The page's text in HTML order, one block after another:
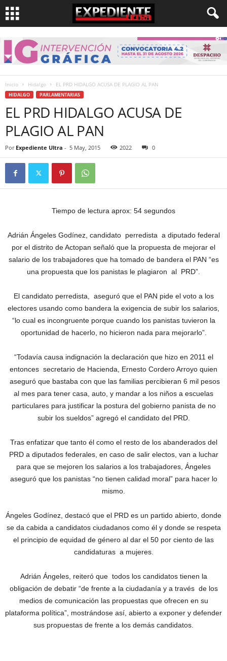
Inicio Hidalgo EL PRD HIDALGO ACUSA DE PLAGIO AL PAN
HIDALGO PARLAMENTARIAS
EL PRD HIDALGO ACUSA DE
PLAGIO AL PAN
Por Expediente Ultra - 5 May, 2015 2022 0
Tiempo de lectura aprox: 54 segundos
Adrián Ángeles Godínez, candidato perredista a diputado federal
por el distrito de Actopan señaló que la propuesta de mejorar el
salario de los trabajadores que ha tomado de bandera el PAN “es
una propuesta que los panistas le plagiaron al PRD”.
El candidato perredista, aseguró que el PAN pide el voto a los
electores usando como bandera la exigencia de subir los salarios,
“lo cual es incongruente porque cuando los panistas tuvieron la
oportunidad de hacerlo, no hicieron nada para mejorarlo”.
“Todavía causa indignación la declaración que hizo en 2011 el
entonces secretario de Hacienda, Ernesto Cordero Arroyo quien
aseguró que bastaba con que las familias percibieran 6 mil pesos
al mes para tener casa, auto, y mandar a los niños a escuelas
particulares para justificar la postura del gobierno panista de no
subir los sueldos” agregó el candidato del PRD.
Tras enfatizar que tanto él como el resto de los abanderados del
PRD a diputados federales, en caso de salir electos, van a luchar
para que se mejoren los salarios a los trabajadores, Ángeles
aseguró que los panistas “no tienen calidad moral” para hacer lo
mismo.
Ángeles Godínez, destacó que el PRD es un partido abierto, donde
se da cabida a candidatos ciudadanos como él y donde se respeta
el principio de equidad de género al dar el 50 por ciento de las
candidaturas a mujeres.
Adrián Ángeles, reiteró que todos los candidatos tienen la
obligación de debatir “de frente a la ciudadanía y a través de los
medios de comunicación las propuestas que ofrecen en su
plataforma política”, mostrándose así, abierto a exponer y defender
sus propuestas de frente a los demás candidatos.